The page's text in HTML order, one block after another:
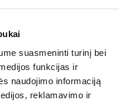
suasmeninti turinį bei
funkcijas ir
naudojimo informaciją
reklamavimo ir
šiandiena ir mes
išieškojimo